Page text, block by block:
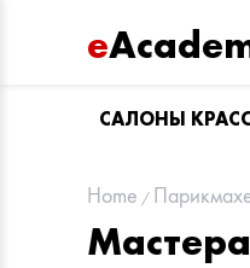
e
САЛОНЫ
Home